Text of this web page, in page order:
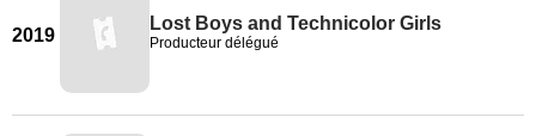
2019
Lost Boys and Technicolor Girls
Producteur délégué